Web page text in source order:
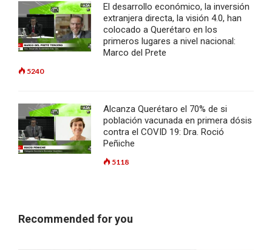
El desarrollo económico, la inversión
extranjera directa, la visión 4.0, han
colocado a Querétaro en los
primeros lugares a nivel nacional:
Marco del Prete
5240
Alcanza Querétaro el 70% de si
población vacunada en primera dósis
contra el COVID 19: Dra. Roció
Peñiche
5118
Recommended for you